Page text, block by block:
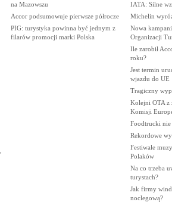
na Mazowszu
Accor podsumowuje pierwsze półrocze
PIG: turystyka powinna być jednym z
filarów promocji marki Polska
IATA: Silne
Michelin
Nowa
Organizacji
Ile zarobił
roku?
Jest termin
wjazdu do UE
Tragiczny
Kolejni OTA z
Komisji
Foodtrucki nie
Rekordowe
Festiwale
Polaków
Na co trzeba
turystach?
Jak firmy
noclegową?